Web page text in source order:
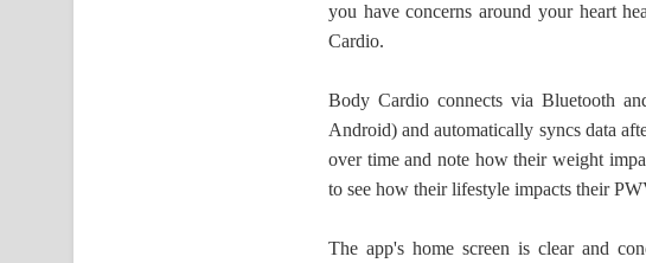
you have concerns around your heart
Cardio.
Body Cardio connects via Bluetooth
Android) and automatically syncs data
over time and note how their weight
to see how their lifestyle impacts their
The app's home screen is clear and